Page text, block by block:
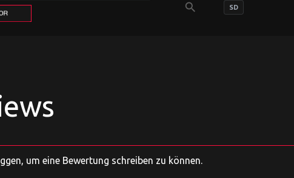
search SD
um eine Bewertung schreiben zu können.